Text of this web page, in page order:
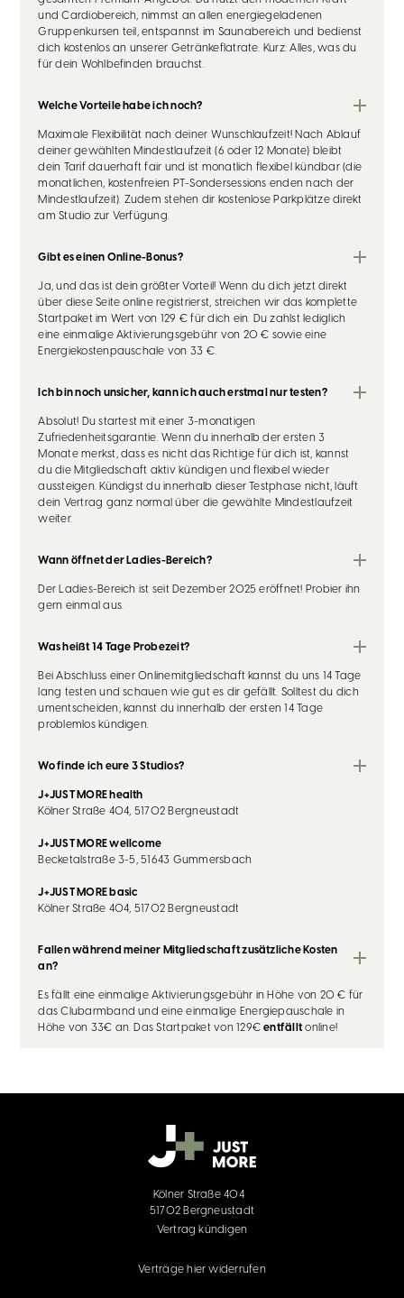
und Cardiobereich, nimmst an allen energiegeladenen
Gruppenkursen teil, entspannst im Saunabereich und bedienst
dich kostenlos an unserer Getränkeflatrate. Kurz: Alles, was du
für dein Wohlbefinden brauchst.
Welche Vorteile habe ich noch?
Maximale Flexibilität nach deiner Wunschlaufzeit! Nach Ablauf
deiner gewählten Mindestlaufzeit (6 oder 12 Monate) bleibt
dein Tarif dauerhaft fair und ist monatlich flexibel kündbar (die
monatlichen, kostenfreien PT-Sondersessions enden nach der
Mindestlaufzeit). Zudem stehen dir kostenlose Parkplätze direkt
am Studio zur Verfügung.
Gibt es einen Online-Bonus?
Ja, und das ist dein größter Vorteil! Wenn du dich jetzt direkt
über diese Seite online registrierst, streichen wir das komplette
Startpaket im Wert von 129 € für dich ein. Du zahlst lediglich
eine einmalige Aktivierungsgebühr von 20 € sowie eine
Energiekostenpauschale von 33 €.
Ich bin noch unsicher, kann ich auch erstmal nur testen?
Absolut! Du startest mit einer 3-monatigen
Zufriedenheitsgarantie. Wenn du innerhalb der ersten 3
Monate merkst, dass es nicht das Richtige für dich ist, kannst
du die Mitgliedschaft aktiv kündigen und flexibel wieder
aussteigen. Kündigst du innerhalb dieser Testphase nicht, läuft
dein Vertrag ganz normal über die gewählte Mindestlaufzeit
weiter.
Wann öffnet der Ladies-Bereich?
Der Ladies-Bereich ist seit Dezember 2025 eröffnet! Probier ihn
gern einmal aus.
Was heißt 14 Tage Probezeit?
Bei Abschluss einer Onlinemitgliedschaft kannst du uns 14 Tage
lang testen und schauen wie gut es dir gefällt. Solltest du dich
umentscheiden, kannst du innerhalb der ersten 14 Tage
problemlos kündigen.
Wo finde ich eure 3 Studios?
J+JUST MORE health
Kölner Straße 404, 51702 Bergneustadt
J+JUST MORE wellcome
Becketalstraße 3-5, 51643 Gummersbach
J+JUST MORE basic
Kölner Straße 404, 51702 Bergneustadt
Fallen während meiner Mitgliedschaft zusätzliche Kosten
an?
Es fällt eine einmalige Aktivierungsgebühr in Höhe von 20 € für
das Clubarmband und eine einmalige Energiepauschale in
Höhe von 33€ an. Das Startpaket von 129€entfällt online!
Kölner Straße 404
51702 Bergneustadt
Vertrag kündigen
Verträge hier widerrufen